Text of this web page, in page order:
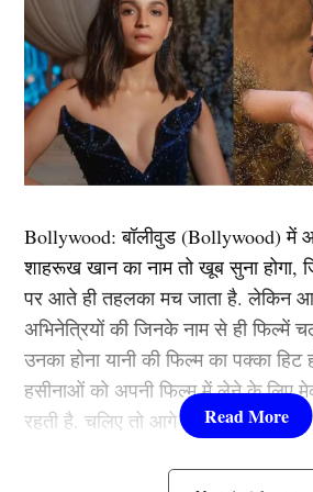
Vdieo: सिराज ने 127Kmph की रफ्तार से 1 सेकेंड में
रनआउट, तो खुशी से उछले Virat Kohli के मुंंह से
भारतीय क्रिकेट टीम के तेज गेंदबाज
आईपीएल में शानदार गेंदबाजी करते हुए
कर ली है। मोहम्मद सिराज(Mohammad
पंजाब के बल्लेबाजों के पास कोई जवाब
मात्र 21 रन देकर उन्होंने चार बड़े विकेट
मुकाबले में शानदार गेंदबाजी के अलावा
ओवर में हरप्रीत को भी शानदार तरीके से
मोहम्मद सिराज ने दरअसल पारी के छठे
स्ट्राइक एंड पर एक सेकेंड से भी कम
Next
Bollywood:बॉलीवुड (Bollywood)में
शाहरूख खान का नाम तो खूब सुना
पर आते ही तहलका मच जाता है. लेकिन
अभिनेत्रियों की जिनके नाम से ही फिल्में
उनका होना यानी की फिल्म का पक्का हिट
हसीनाओं को अपनी फिल्म में लेने के लिए
रहती है. चलिए तो आगे जानते हैं कौन-